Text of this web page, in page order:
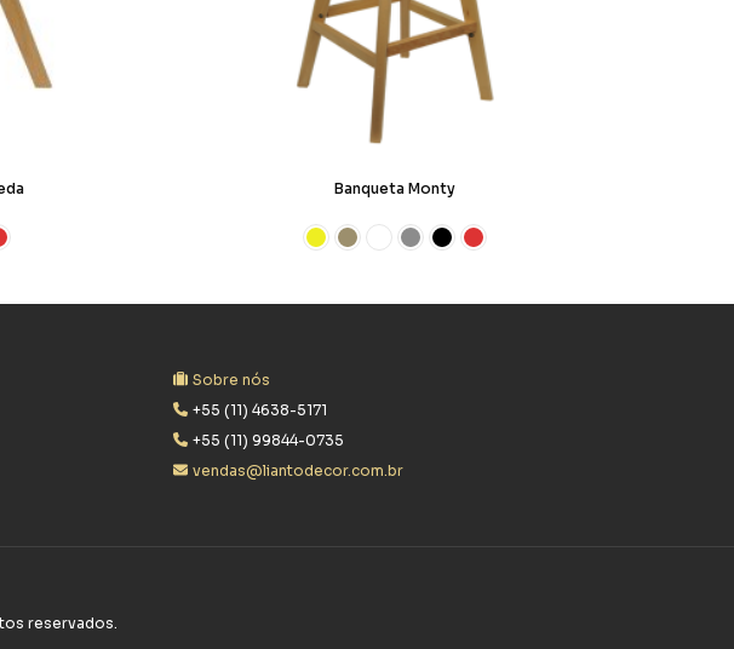
Banqueta Monty
Sobre nós
+55 (11) 4638-5171
+55 (11) 99844-0735
vendas@liantodecor.com.br
reservados.